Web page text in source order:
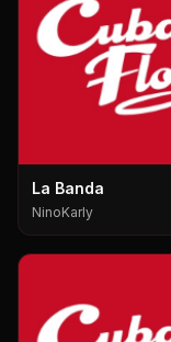
La Banda
NinoKarly